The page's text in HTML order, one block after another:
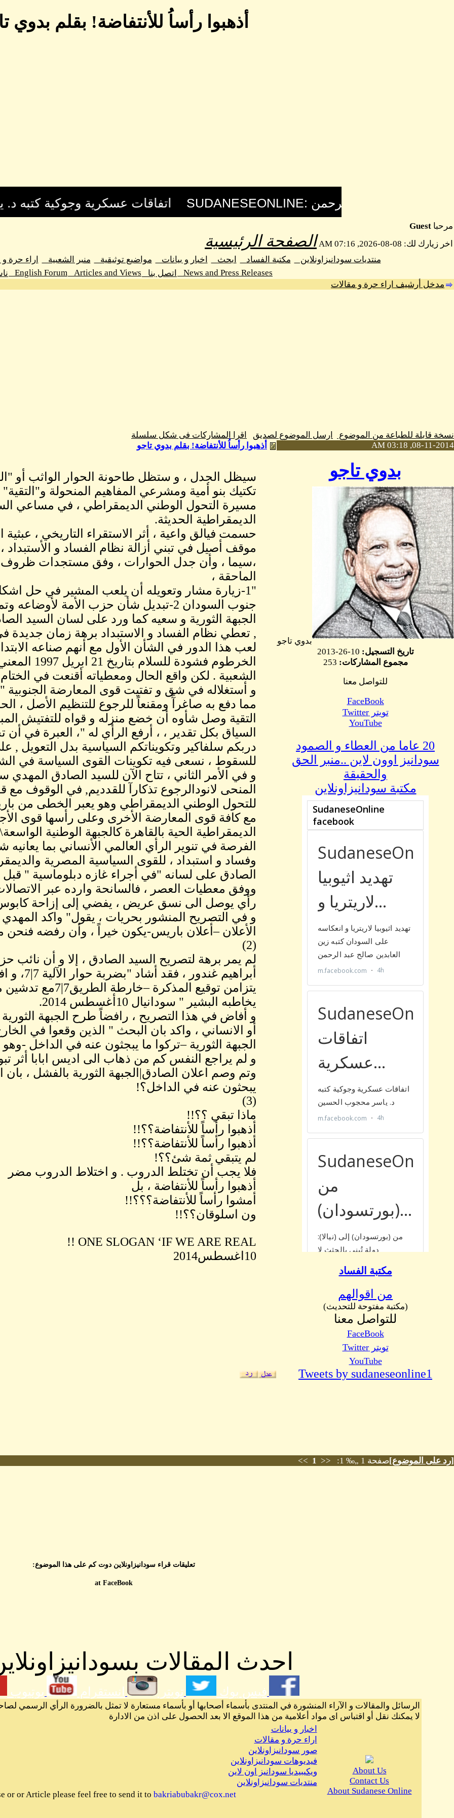
أذهبوا رأساُ للأنتفاضة! بقلم بدوي
مرحبا Guest
اخر زيارك لك: 08-08-2026, 07:16 AM
الصفحة الرئيسية
منتديات سودانيزاونلاين مكتبة الفساد ابحث اخبار و بيانات مواضيع توثيقية منبر الشعبية
اراء حرة
News and Press Releases
اتصل بنا Articles and Views
English Forum
مدخل أرشيف اراء حرة و مقالات
نسخة قابلة للطباعة من الموضوع ارسل الموضوع لصديق
اقرا المشاركات فى شكل سلسلة
08-11-2014, 03:18 AM
بدوي تاجو
بدوي تاجو
تاريخ التسجيل:
مجموع المشاركات:
للتواصل معنا
FaceBook
تويتر Twitter
YouTube
20 عاما من العطاء و الصمود
سودانيز اوون لاين ..منبر الحق
والحقيقة
مكتبة سودانيزاونلاين
مكتبة الفساد
من اقوالهم
(مكتبة مفتوحة للتحديث)
للتواصل معنا
FaceBook
تويتر Twitter
YouTube
Tweets by sudaneseonline1
أذهبوا رأساُ للأنتفاضة! بقلم بدوي تاجو
سيظل الجدل ، و ستظل طاحونة الحوار الواثب أو
تكتيك بنو أمية ومشرعي المفاهيم المنحولة
مسيرة التحول الوطني الديمقراطي ، في مساعي
الديمقراطية الحديثة.
حسمت فيالق واعية ، أثر الاستقراء التاريخي ،
موقف أصيل في تبني أزالة نظام الفساد و الأستبداد
،سيما ، وأن جدل الحوارات ، وفق مستجدات ظروف
الماحقة ،
"1-زيارة مشار وتعويله أن يلعب المشير في حل
جنوب السودان 2-تبديل شأن حزب الأمة
الجبهة الثورية و سعيه كما ورد على لسان السيد
, تعطي نظام الفساد و الاستبداد برهة زمان جديدة
لعب هذا الدور في الشأن الأول مع أنهم صناعه
الخرطوم
الشعبية . لكن واقع الحال ومعطياته أقنعت في
و أستغلاله في شق و تفتيت قوى المعارضة الجنوبية
مما دفع به صاغرآً ومقنعاً للرجوع للتنظيم الأصل ،
التقية وصل شأوه أن خضع منزله و قواه للتفتيش
السياق بكل تقدير ، ، أرفع الرأي له "، العبرة في
دربكم سلفاكير وتكويناتكم السياسية بدل التعويل
للسقوط ، نسعى فيه تكوينات القوى السياسة في
و في الأمر الثاني ، تتاح الآن للسيد الصادق
المنحى لانودالرجوع تذكارآ للقدديم, في الوقوف مع
للتحول الوطني الديمقراطي وهو يعبر الخطى من
مع كافة قوى المعارضة الأخرى وعلى رأسها قوى
الديمقراطية الحية بالقاهرة كالجبهة الوطنية
الفرصة في تنوير الرأي العالمي الأنساني بما
وفساد و استبداد ، للقوى السياسية المصرية
الصادق على لسانه "في أجراء غازه دبلوماسية " قبل
ووفق معطيات العصر ، فالسانحة وارده عبر
رأي يوصل الى نسق عريض ، يفضي إلى إزاحة كابوس
و في التصريح المنشور بحريات ، يقول" واكد المهدي
الأعلان –أعلان باريس-يكون خيراً ، وأن رفضه فنحن
(2)
لم يمر برهة لتصريح السيد الصادق ، إلا و أن نائب
أبراهيم
يتزامن توقيع
يخاطبه البشير " سودانيال 10أغسطس 2014.
و أفاض في هذا التصريح ، رافضاً طرح الجبهة
أو الانساني ، واكد بان البحث " الذين وقعوا في
الجبهة الثورية –تركوا ما يبجثون عنه في الداخل -
و لم يراجع النفس كم من ذهاب الى اديس ابابا أثر
وتم وصم اعلان الصادق|الجبهة الثورية بالفشل ، بان
يبحثون عنه في الداخل؟!
(3)
ماذا تبقي ؟؟!!
أذهبوا رأساً للأنتفاضة؟؟!!
أذهبوا رأساً للأنتفاضة؟؟!!
لم يتبقي ثمة شئ؟؟!
فلا يجب أن تختلط الدروب . و اختلاط الدروب مضر
أذهبوا رأساً للأنتفاضة ، بل
أمشوا رأساً للأنتفاضة؟؟؟!!
ون اسلوقان؟؟!!
ONE SLOGAN ‘IF WE ARE REAL !!
10اغسطس2014
[رد على الموضوع]صفحة 1 „‰ 1: << 1
>>
تعليقات قراء سودانيزاونلاين دوت كم على هذا الموضوع:
at FaceBook
احدث المقالات
فيس بوك تويتر انستقرام يوتيوب
الرسائل والمقالات و الآراء المنشورة في المنتدى بأسماء أصحابها أو بأسماء مستعارة لا تمثل بالضرورة الرأي الرسمي
لا يمكنك نقل أو اقتباس اى مواد أعلامية من هذا الموقع الا بعد الحصول على اذن من الادارة
About Us
Contact Us
About Sudanese Online
اخبار و بيانات
اراء حرة و مقالات
صور سودانيزاونلاين
فيديوهات سودانيزاونلاين
ويكيبيديا سودانيز اون لاين
منتديات سودانيزاونلاين
or or Article please feel free to send it to bakriabubakr@cox.net